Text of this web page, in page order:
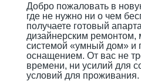
Добро пожаловать в
где не нужно ни о чем
получаете готовый
дизайнерским ремонтом,
системой «умный дом» и
оснащением. От вас не
времени, ни усилий для
условий для проживания.